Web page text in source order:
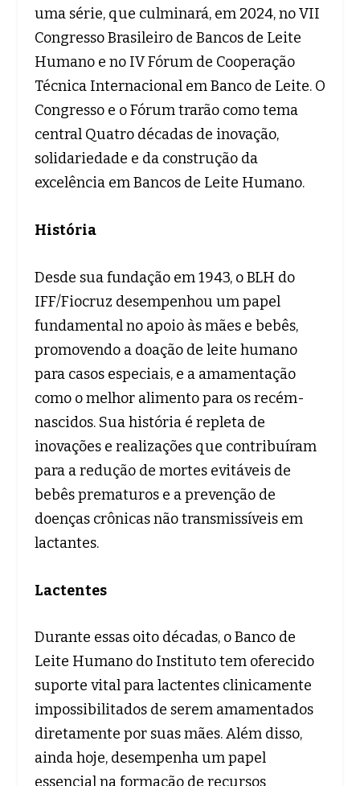
uma série, que culminará, em 2024, no VII
Congresso Brasileiro de Bancos de Leite
Humano e no IV Fórum de Cooperação
Técnica Internacional em Banco de Leite. O
Congresso e o Fórum trarão como tema
central Quatro décadas de inovação,
solidariedade e da construção da
excelência em Bancos de Leite Humano.
História
Desde sua fundação em 1943, o BLH do
IFF/Fiocruz desempenhou um papel
fundamental no apoio às mães e bebês,
promovendo a doação de leite humano
para casos especiais, e a amamentação
como o melhor alimento para os recém-
nascidos. Sua história é repleta de
inovações e realizações que contribuíram
para a redução de mortes evitáveis de
bebês prematuros e a prevenção de
doenças crônicas não transmissíveis em
lactantes.
Lactentes
Durante essas oito décadas, o Banco de
Leite Humano do Instituto tem oferecido
suporte vital para lactentes clinicamente
impossibilitados de serem amamentados
diretamente por suas mães. Além disso,
ainda hoje, desempenha um papel
essencial na formação de recursos